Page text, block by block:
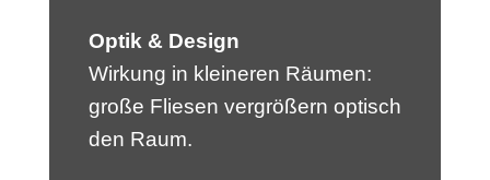
Optik & Design
Wirkung in kleineren Räumen:
große Fliesen vergrößern optisch
den Raum.